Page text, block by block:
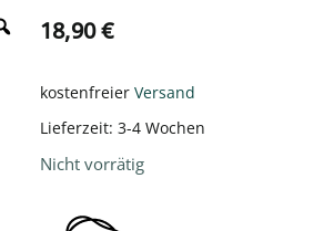
18,90€
kostenfreier Versand
Lieferzeit: 3-4 Wochen
Nicht vorrätig